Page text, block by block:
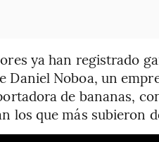
ya han registrado
Daniel Noboa, un
de bananas,
los que más subieron